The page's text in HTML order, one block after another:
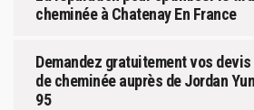
cheminée à Chatenay En France
Demandez gratuitement vos
de cheminée auprès de Jordan
95